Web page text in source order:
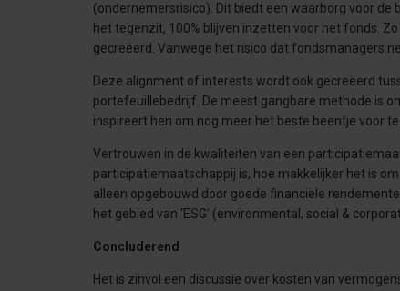
(ondernemersrisico). Dit biedt een waarborg voor
het tegenzit, 100% blijven inzetten voor het fonds.
gecreëerd. Vanwege het risico dat fondsmanagers
Deze alignment of interests wordt ook gecreëerd
portefeuillebedrijf. De meest gangbare methode is
inspireert hen om nog meer het beste beentje voor te
Vertrouwen in de kwaliteiten van een
participatiemaatschappij is, hoe makkelijker het is
alleen opgebouwd door goede financiële
het gebied van ‘ESG’ (environmental, social &
Concluderend
Het is zinvol een discussie over kosten van